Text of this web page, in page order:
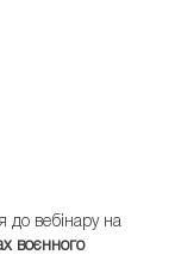
до вебінару на
воєнного